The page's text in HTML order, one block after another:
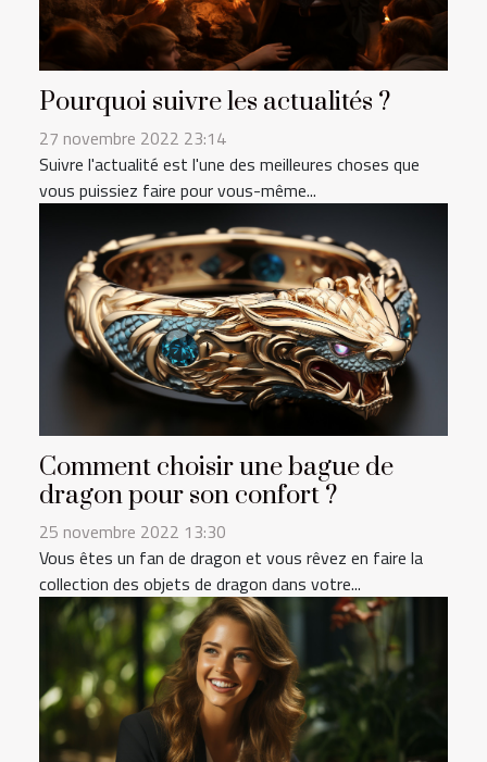
Pourquoi suivre les actualités ?
27 novembre 2022 23:14
Suivre l'actualité est l'une des meilleures choses que
vous puissiez faire pour vous-même...
Comment choisir une bague de
dragon pour son confort ?
25 novembre 2022 13:30
Vous êtes un fan de dragon et vous rêvez en faire la
collection des objets de dragon dans votre...